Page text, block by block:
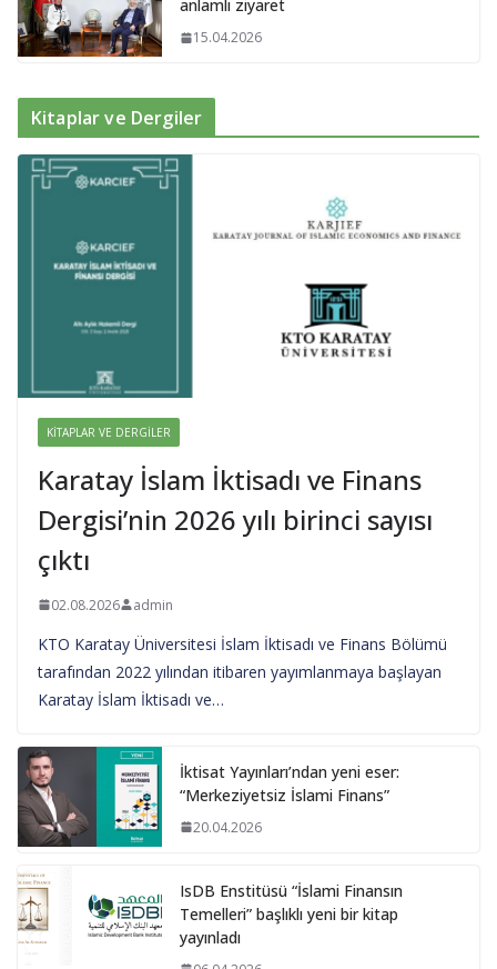
anlamlı ziyaret
15.04.2026
Kitaplar ve Dergiler
KITAPLAR VE DERGILER
Karatay İslam İktisadı ve Finans
Dergisi’nin 2026 yılı birinci sayısı
çıktı
02.08.2026 admin
KTO Karatay Üniversitesi İslam İktisadı ve Finans Bölümü
tarafından 2022 yılından itibaren yayımlanmaya başlayan
Karatay İslam İktisadı ve…
İktisat Yayınları’ndan yeni eser:
“Merkeziyetsiz İslami Finans”
20.04.2026
IsDB Enstitüsü “İslami Finansın
Temelleri” başlıklı yeni bir kitap
yayınladı